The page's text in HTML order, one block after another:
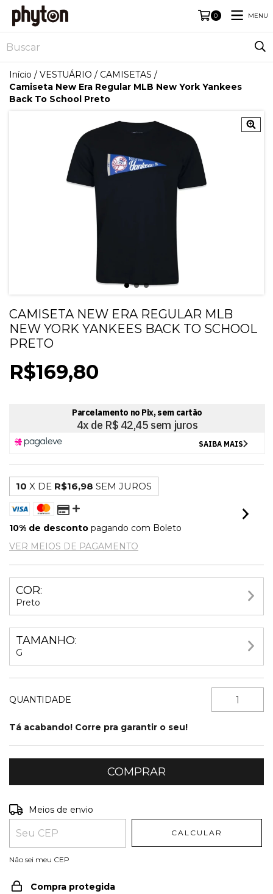
0 MENU
Início / VESTUÁRIO / CAMISETAS /
Camiseta New Era Regular MLB New York Yankees
Back To School Preto
CAMISETA NEW ERA REGULAR MLB
NEW YORK YANKEES BACK TO SCHOOL
PRETO
R$169,80
10 X DE R$16,98 SEM JUROS
10% de desconto pagando com Boleto
VER MEIOS DE PAGAMENTO
COR:
Preto
TAMANHO:
G
QUANTIDADE
Tá acabando! Corre pra garantir o seu!
Entregas para o CEP:
Meios de envio
CALCULAR
Não sei meu CEP
Compra protegida